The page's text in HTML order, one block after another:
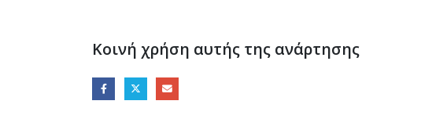
Κοινή χρήση αυτής της ανάρτησης